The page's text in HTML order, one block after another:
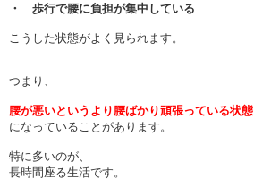
・ 歩行で腰に負担が集中している
こうした状態がよく見られます。
つまり、
腰が悪いというより腰ばかり頑張っている状態
になっていることがあります。
特に多いのが、
長時間座る生活です。